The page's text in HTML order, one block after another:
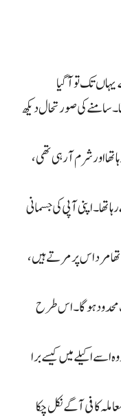
تک تو آ گیا
سامنے کی صورتحال دیکھ
اور شرم آ رہی تھی،
تھا۔ اپنی آپی کی جسمانی
تھا مرد اس پر مرتے ہیں،
محدود ہوگا۔ اس طرح
اکیلے میں کیسے برا
کافی آگے نکل چکا